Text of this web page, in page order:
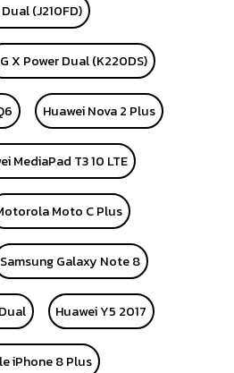
(J210FD)
X Power Dual (K220DS)
Huawei Nova 2 Plus
MediaPad T3 10 LTE
Moto C Plus
Samsung Galaxy Note 8
Huawei Y5 2017
iPhone 8 Plus